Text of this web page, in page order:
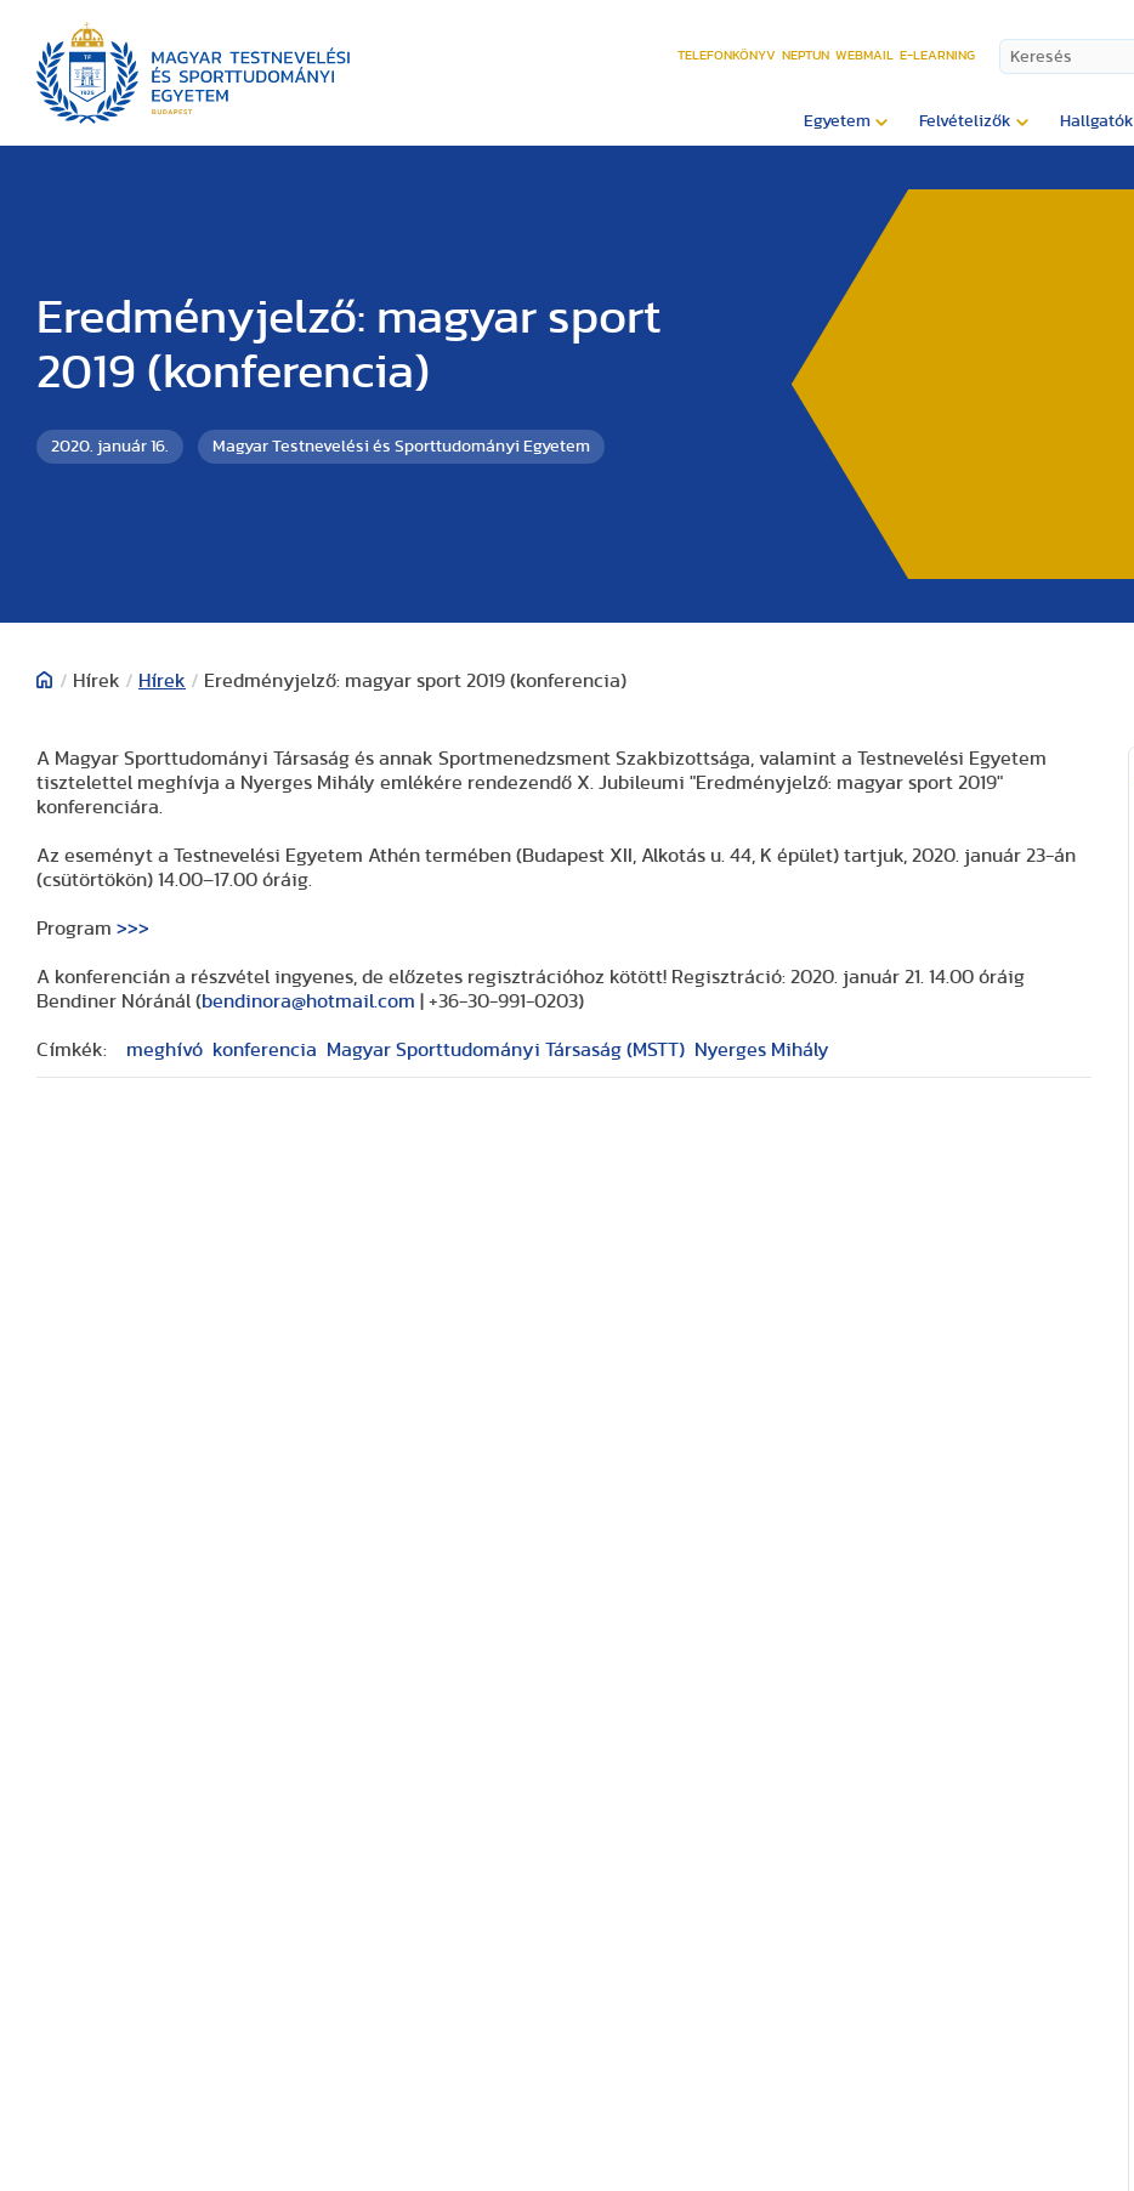
TELEFONKÖNYV NEPTUN WEBMAIL E-LEARNING
Egyetem Felvételizők Hallgatók
Eredményjelző: magyar sport
2019 (konferencia)
2020. január 16. Magyar Testnevelési és Sporttudományi Egyetem
/ Hírek / Hírek / Eredményjelző: magyar sport 2019 (konferencia)
A Magyar Sporttudományi Társaság és annak Sportmenedzsment Szakbizottsága, valamint a Testnevelési Egyetem
tisztelettel meghívja a Nyerges Mihály emlékére rendezendő X. Jubileumi "Eredményjelző: magyar sport 2019"
konferenciára.
Az eseményt a Testnevelési Egyetem Athén termében (Budapest XII, Alkotás u. 44, K épület) tartjuk, 2020. január 23-án
(csütörtökön) 14.00–17.00 óráig.
Program >>>
A konferencián a részvétel ingyenes, de előzetes regisztrációhoz kötött! Regisztráció: 2020. január 21. 14.00 óráig
Bendiner Nóránál (bendinora@hotmail.com | +36-30-991-0203)
Címkék: meghívó konferencia Magyar Sporttudományi Társaság (MSTT) Nyerges Mihály